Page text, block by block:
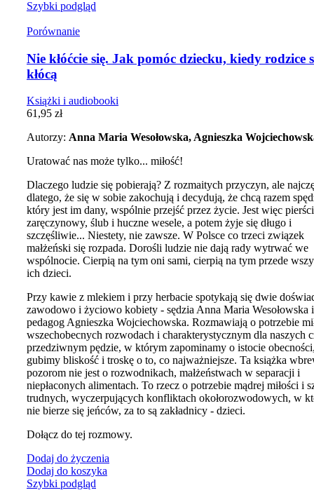
Szybki podgląd
Porównanie
Nie kłóćcie się. Jak pomóc dziecku, kiedy rodzice
kłócą
Książki i audiobooki
61,95 zł
Autorzy: Anna Maria Wesołowska, Agnieszka
Uratować nas może tylko... miłość!
Dlaczego ludzie się pobierają? Z rozmaitych przyczyn, ale
dlatego, że się w sobie zakochują i decydują, że chcą razem
który jest im dany, wspólnie przejść przez życie. Jest więc
zaręczynowy, ślub i huczne wesele, a potem żyje się długo i
szczęśliwie... Niestety, nie zawsze. W Polsce co trzeci związek
małżeński się rozpada. Dorośli ludzie nie dają rady wytrwać we
wspólnocie. Cierpią na tym oni sami, cierpią na tym przede
ich dzieci.
Przy kawie z mlekiem i przy herbacie spotykają się dwie
zawodowo i życiowo kobiety - sędzia Anna Maria Wesołowska i
pedagog Agnieszka Wojciechowska. Rozmawiają o potrzebie
wszechobecnych rozwodach i charakterystycznym dla naszych
przedziwnym pędzie, w którym zapominamy o istocie
gubimy bliskość i troskę o to, co najważniejsze. Ta książka
pozorom nie jest o rozwodnikach, małżeństwach w separacji i
niepłaconych alimentach. To rzecz o potrzebie mądrej miłości i
trudnych, wyczerpujących konfliktach okołorozwodowych, w
nie bierze się jeńców, za to są zakładnicy - dzieci.
Dołącz do tej rozmowy.
Dodaj do życzenia
Dodaj do koszyka
Szybki podgląd